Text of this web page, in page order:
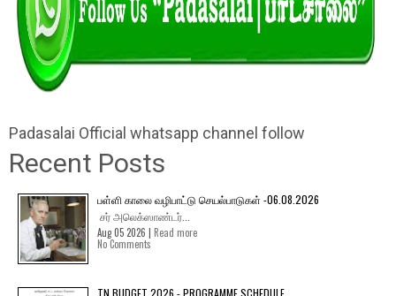
Padasalai Official whatsapp channel follow
Recent Posts
பள்ளி காலை வழிபாட்டு செயல்பாடுகள் -06.08.2026
சர் அலெக்ஸாண்டர்...
Aug 05 2026 | Read more
No Comments
TN BUDGET 2026 - PROGRAMME SCHEDULE